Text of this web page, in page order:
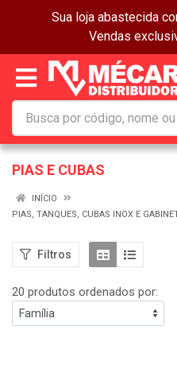
Sua loja abastecida
Vendas
PIAS E CUBAS
INÍCIO
PIAS, TANQUES, CUBAS INOX E
Filtros
20 produtos ordenados por: